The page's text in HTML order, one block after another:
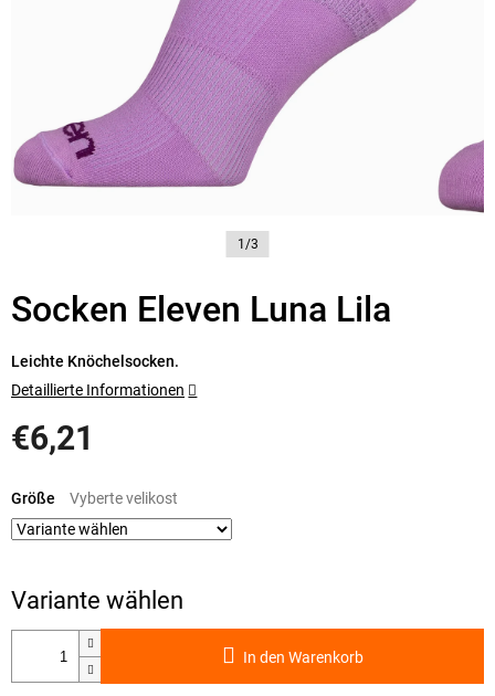
1/3
Socken Eleven Luna Lila
€6,21
Größe
In den Warenkorb
Leichte Knöchelsocken.
Detaillierte Informationen